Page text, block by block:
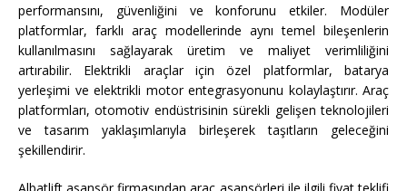
performansını, güvenliğini ve konforunu etkiler. Modüler
platformlar, farklı araç modellerinde aynı temel bileşenlerin
kullanılmasını sağlayarak üretim ve maliyet verimliliğini
artırabilir. Elektrikli araçlar için özel platformlar, batarya
yerleşimi ve elektrikli motor entegrasyonunu kolaylaştırır. Araç
platformları, otomotiv endüstrisinin sürekli gelişen teknolojileri
ve tasarım yaklaşımlarıyla birleşerek taşıtların geleceğini
şekillendirir.